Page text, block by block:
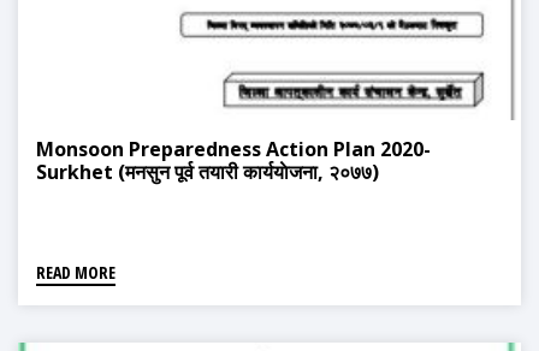
Monsoon Preparedness Action Plan 2020-
Surkhet (मनसुन पूर्व तयारी कार्ययाेजना, २०७७)
READ MORE